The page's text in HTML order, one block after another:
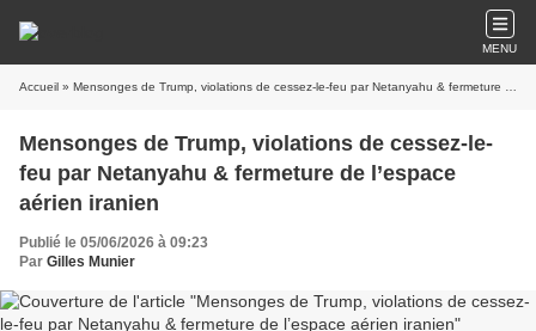
MENU
Accueil » Mensonges de Trump, violations de cessez-le-feu par Netanyahu & fermeture de l’espace aérien iranien
Mensonges de Trump, violations de cessez-le-
feu par Netanyahu & fermeture de l’espace
aérien iranien
Publié le 05/06/2026 à 09:23
Par Gilles Munier